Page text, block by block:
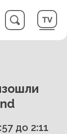
до 2:11